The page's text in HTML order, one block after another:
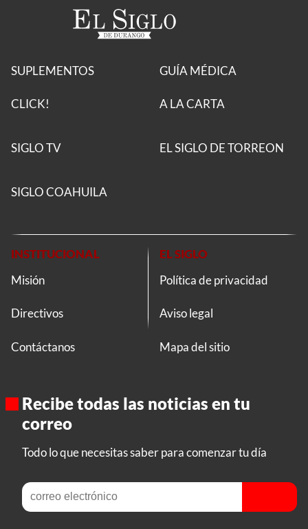
SUPLEMENTOS
CLICK!
GUÍA MÉDICA
A LA CARTA
SIGLO TV EL SIGLO DE TORREON
SIGLO COAHUILA
INSTITUCIONAL
Misión
Directivos
Contáctanos
EL SIGLO
Política de privacidad
Aviso legal
Mapa del sitio
Recibe todas las noticias en tu
correo
Todo lo que necesitas saber para comenzar tu día